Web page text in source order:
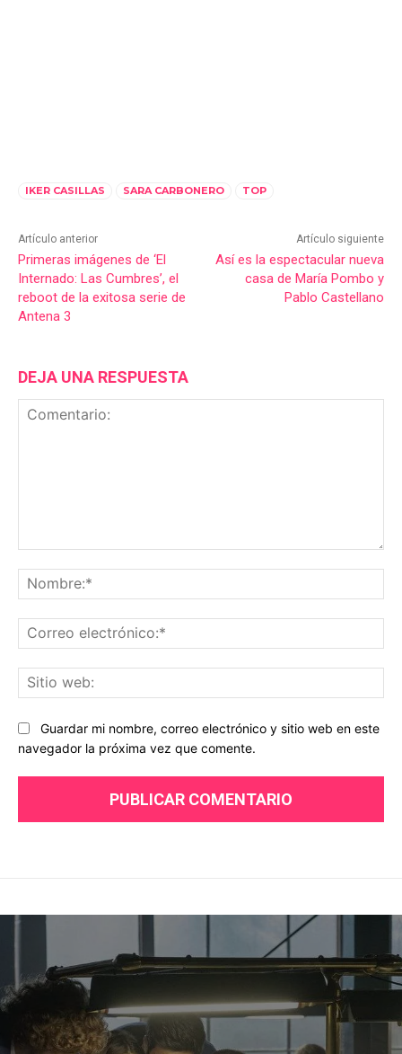
IKER CASILLAS SARA CARBONERO TOP
Artículo anterior
Primeras imágenes de ‘El
Internado: Las Cumbres’, el
reboot de la exitosa serie de
Antena 3
Artículo siguiente
Así es la espectacular nueva
casa de María Pombo y
Pablo Castellano
DEJA UNA RESPUESTA
Guardar mi nombre, correo electrónico y sitio web en este
navegador la próxima vez que comente.